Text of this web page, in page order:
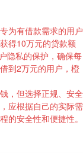
为有借款需求的用户
得10万元的贷款额
隐私的保护，确保每
到2万元的用户，橙
，但选择正规、安全
应根据自己的实际需
的安全性和便捷性。